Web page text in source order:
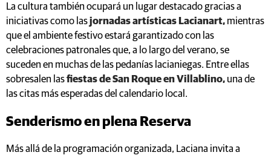
La cultura también ocupará un lugar destacado gracias a
iniciativas como lasjornadas artísticas Lacianart, mientras
que el ambiente festivo estará garantizado con las
celebraciones patronales que, a lo largo del verano, se
suceden en muchas de las pedanías lacianiegas. Entre ellas
sobresalen lasfiestas de San Roque en Villablino, una de
las citas más esperadas del calendario local.
Senderismo en plena Reserva
Más allá de la programación organizada, Laciana invita a